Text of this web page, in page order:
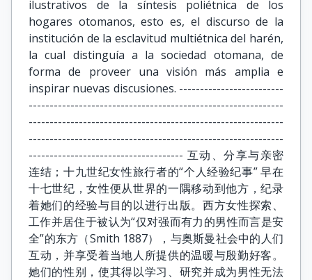
ilustrativos de la síntesis poliétnica de los
hogares otomanos, esto es, el discurso de la
institución de la esclavitud multiétnica del harén,
la cual distinguía a la sociedad otomana, de
forma de proveer una visión más amplia e
inspirar nuevas discusiones. -------------------------
-------------------------------------------------------------
-------------------------------------------------------------
-------------------------------------------------------------
------------------------------------- 互动、分享与亲密
连结；十九世纪女性旅行者的“个人经验纪事” 早在
十七世纪，女性便从世界的一隅移动到他方，纪录
着她们的经验与目的以进行出版。西方女性探索、
工作并居住于被认为“仅对强而有力的男性而言是安
全”的东方（Smith 1887），与奥斯曼社会中的人们
互动，并享受着当地人所提供的温暖与殷勤好客。
她们的性别，使其得以学习、研究并成为男性无法